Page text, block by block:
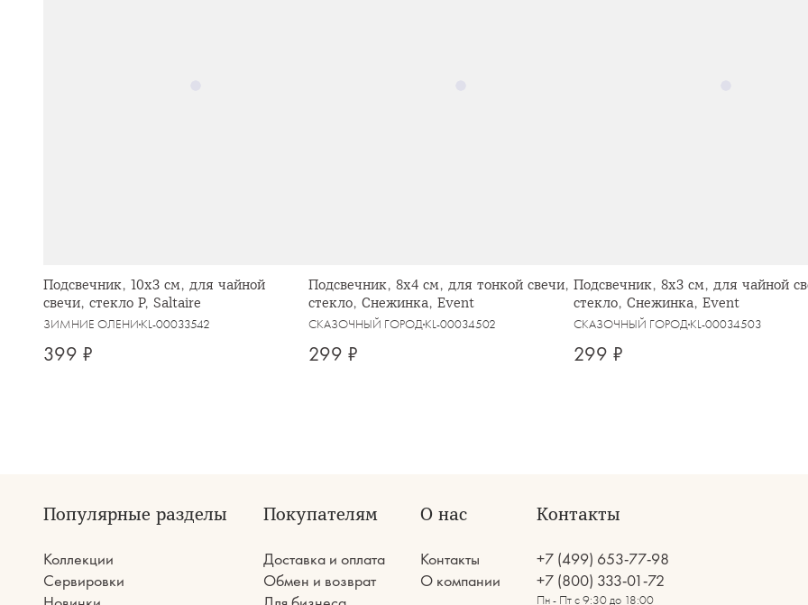
Подсвечник, 10х3 см, для чайной
свечи, стекло Р, Saltaire
ЗИМНИЕ ОЛЕНИ KL-00033542
399 ₽
Подсвечник, 8x4 см, для тонкой свечи,
стекло, Снежинка, Event
СКАЗОЧНЫЙ ГОРОДKL-00034502
299 ₽
Подсвечник, 8x3 см, для чайной
стекло, Снежинка, Event
СКАЗОЧНЫЙ ГОРОДKL-00034503
299 ₽
Популярные разделы
Коллекции
Сервировки
Покупателям
Доставка и оплата
Обмен и возврат
О нас
Контакты
О компании
Контакты
+7 (499) 653-77-98
+7 (800) 333-01-72
Пн - Пт с 9:30 до 18:00